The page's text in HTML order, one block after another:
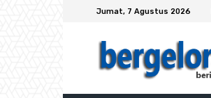
Jumat, 7 Agustus 2026